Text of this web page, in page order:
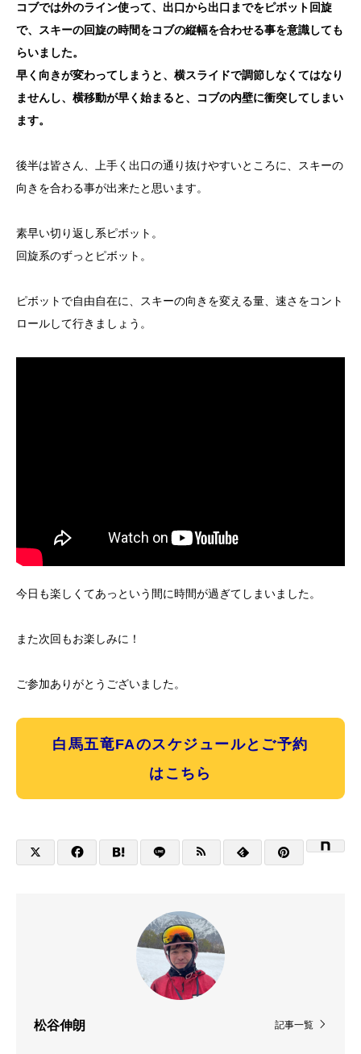
コブでは外のライン使って、出口から出口までをピボット回旋
で、スキーの回旋の時間をコブの縦幅を合わせる事を意識しても
らいました。
早く向きが変わってしまうと、横スライドで調節しなくてはなり
ませんし、横移動が早く始まると、コブの内壁に衝突してしまい
ます。
後半は皆さん、上手く出口の通り抜けやすいところに、スキーの
向きを合わる事が出来たと思います。
素早い切り返し系ピボット。
回旋系のずっとピボット。
ピボットで自由自在に、スキーの向きを変える量、速さをコント
ロールして行きましょう。
今日も楽しくてあっという間に時間が過ぎてしまいました。
また次回もお楽しみに！
ご参加ありがとうございました。
白馬五竜FAのスケジュールとご予約
はこちら
記事一覧
松谷伸朗